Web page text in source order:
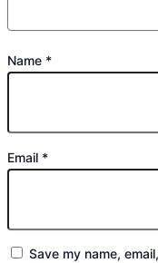
Name *
Email *
Save my name,